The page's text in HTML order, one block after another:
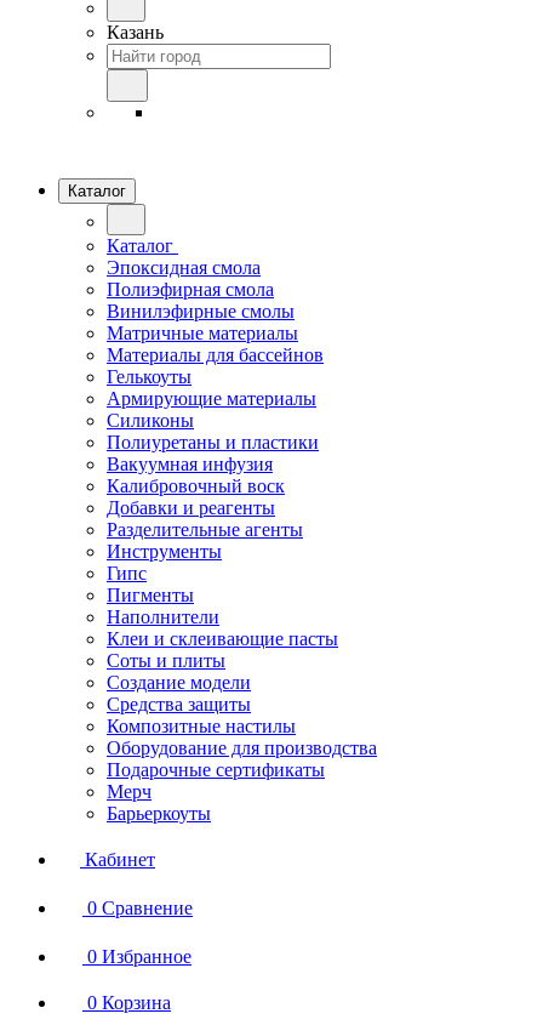
Казань
Каталог
Каталог
Эпоксидная смола
Полиэфирная смола
Винилэфирные смолы
Матричные материалы
Материалы для бассейнов
Гелькоуты
Армирующие материалы
Силиконы
Полиуретаны и пластики
Вакуумная инфузия
Калибровочный воск
Добавки и реагенты
Разделительные агенты
Инструменты
Гипс
Пигменты
Наполнители
Клеи и склеивающие пасты
Соты и плиты
Создание модели
Средства защиты
Композитные настилы
Оборудование для производства
Подарочные сертификаты
Мерч
Барьеркоуты
Кабинет
0 Сравнение
0 Избранное
0 Корзина